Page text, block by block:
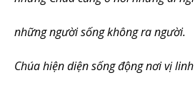
những người sống không ra người.
Chúa hiện diện sống động nơi vị